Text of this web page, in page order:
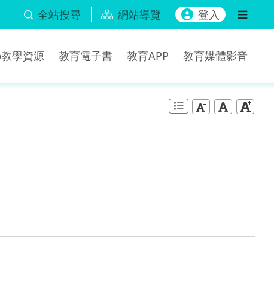
全站搜尋 網站導覽 登入
學資源 教育電子書 教育APP 教育媒體影音